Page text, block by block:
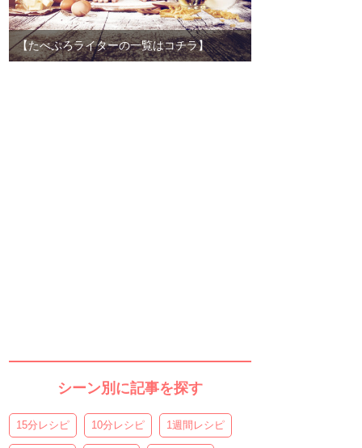
【たべぷろライターの一覧はコチラ】
シーン別に記事を探す
15分レシピ 10分レシピ 1週間レシピ